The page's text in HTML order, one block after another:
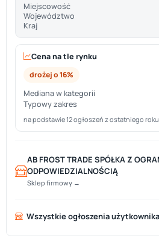
Miejscowość
Województwo
Kraj
Cena na tle rynku
drożej o 16%
Mediana w kategorii
Typowy zakres
na podstawie 12 ogłoszeń z ostatniego roku
AB FROST TRADE SPÓŁKA Z
ODPOWIEDZIALNOŚCIĄ
Sklep firmowy →
Wszystkie ogłoszenia użytkownika